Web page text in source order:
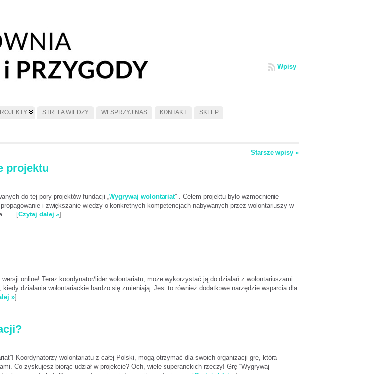
Wpisy
STREFA WIEDZY WESPRZYJ NAS KONTAKT
SKLEP
Starsze wpisy »
projektu
do tej pory projektów fundacji „Wygrywaj wolontariat” . Celem projektu było wzmocnienie
i zwiększanie wiedzy o konkretnych kompetencjach nabywanych przez wolontariuszy w
. . . [Czytaj dalej »]
. . . . . . . . . . . . . . . . . . . . . . . . . . . . . . . . . . . . . .
online! Teraz koordynator/lider wolontariatu, może wykorzystać ją do działań z wolontariuszami
działania wolontariackie bardzo się zmieniają. Jest to również dodatkowe narzędzie wsparcia dla
»]
. . . . . . . . . . . . . . . . . . . . . .
Koordynatorzy wolontariatu z całej Polski, mogą otrzymać dla swoich organizacji grę, która
Co zyskujesz biorąc udział w projekcie? Och, wiele superanckich rzeczy! Grę “Wygrywaj